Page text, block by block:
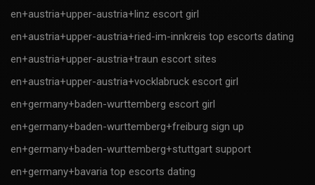
en+austria+upper-austria+linz escort girl
en+austria+upper-austria+ried-im-innkreis top escorts dating
en+austria+upper-austria+traun escort sites
en+austria+upper-austria+vocklabruck escort girl
en+germany+baden-wurttemberg escort girl
en+germany+baden-wurttemberg+freiburg sign up
en+germany+baden-wurttemberg+stuttgart support
en+germany+bavaria top escorts dating